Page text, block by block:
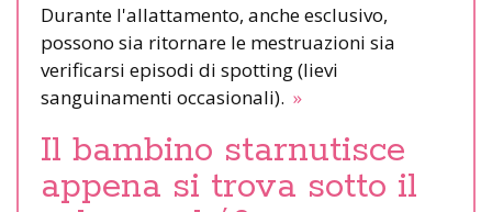
Durante l'allattamento, anche esclusivo,
possono sia ritornare le mestruazioni sia
verificarsi episodi di spotting (lievi
sanguinamenti occasionali). »
Il bambino starnutisce
appena si trova sotto il